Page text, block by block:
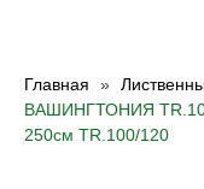
Главная
ВАШИНГТОНИЯ
250см TR.100/120